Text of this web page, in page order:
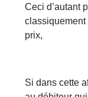
Ceci d’autant
prix,
Si dans cette